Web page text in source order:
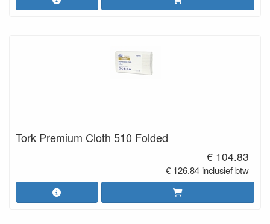
Tork Premium Cloth 510 Folded
€ 104.83
€ 126.84 inclusief btw